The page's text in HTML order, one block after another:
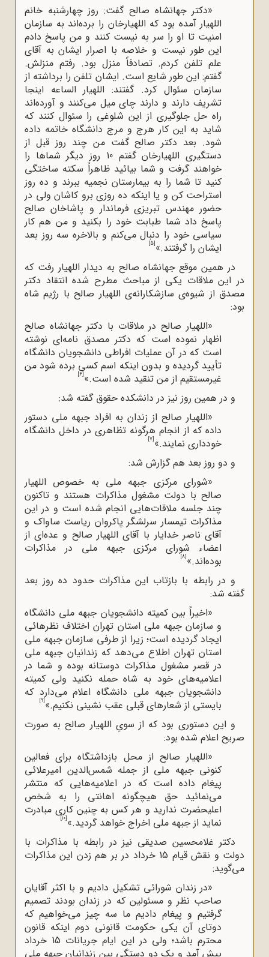
«دکتر جهانشاه صالح گفت: روز چهارشنبه خانم
اللهیار آمده بود که اللهیارخان را برده‌اند به سازمان
امنیت تا او را سر به نیست کنند و من پاسخ دادم
این طور نیست و خلاصه با اصرار ایشان به آقای
علم تلفن کردم. تصادفاً منزل بود. رفتم منزلش.
گفتم: این طور شایع است. ایشان تلفن را برداشته از
سازمان سئوال کرد. گفتند: اللهیار الساعه اینجا
تشریف دارند و دارند چای میل می‌کنند و آورده‌اند
راه حل جلوگیری از این شلوغی را سئوال کنند که
شاید به این کار هرج ‌و مرج دانشگاه خاتمه داده
شود. بعد دکتر صالح گفت من چند روز قبل از
دستگیری اللهیارخان گفتم 10 روز دیگر شماها را
خواهند گرفت و شما بیائید ظاهراً سکته ساختگی
کنید تا شما را به بیمارستان نجمیه ببرند و ده روز
استراحت کن و یا اینکه ده روزی برو کاشان ولی در
حضور مهندس تبریزی فرماندار و پاشاخان صالح
پاسخ داد شما طبابت خود را بکنید و من هم کار
سیاسی خود را دنبال می‌کنم و بالاخره سه روز بعد
ایشان را گرفتند.» [5]
در همین موقع جهانشاه صالح به دیدار اللهیار رفت که
در این ملاقات یکی از مباحث مطرح شده انتقاد دکتر
مصدق از شیوه‌ی سازشکارانه‌ی اللهیار صالح با رژیم شاه
بود:
«اللهیار صالح در ملاقات با دکتر جهانشاه صالح
اظهار نموده است که دکتر مصدق نامه‌ای ‌نوشته
است که در آن عملیات افراطی دانشجویان دانشگاه
تأیید گردیده و بدون اینکه اسم کسی برده شود من
غیرمستقیم از من تنقید شده است.» [6]
و در همین روز نیز در دانشکده حقوق گفته شد:
«اللهیار صالح از زندان به افراد جبهه ملی دستور
داده که از انجام هرگونه تظاهری در داخل دانشگاه
خودداری نمایند.» [7]
و دو روز بعد هم گزارش شد:
«شورای مرکزی جبهه ملی به خصوص اللهیار
صالح با دولت مشغول مذاکرات هستند و تاکنون
چند جلسه ملاقات‌هایی انجام شده است و در این
مذاکرات تیمسار سرلشگر پاکروان ریاست ساواک و
آقای ناصر خدایار با آقای اللهیار صالح و عده‌ای از
اعضاء شورای مرکزی جبهه ملی در مذاکرات
بوده‌اند.» [8]
و در رابطه با بازتاب این مذاکرات حدود ده روز بعد
گفته شد:
«اخیراً بین کمیته دانشجویان جبهه ملی دانشگاه
و سازمان جبهه ملی استان تهران اختلاف نظرهائی
ایجاد گردیده است؛ زیرا از طرفی سازمان جبهه ملی
استان تهران اطلاع می‌دهد که زندانیان جبهه ملی
در قصر مشغول مذاکرات دوستانه بوده و شما در
اعلامیه‌های خود به شاه حمله نکنید ولی کمیته
دانشجویان جبهه ملی دانشگاه اعلام می‌دارد که
بایستی از شعارهای قبلی عقب نشینی نکنیم.» [9]
و این دستوری بود که از سویِ اللهیار صالح به صورت
صریح اعلام شده بود:
«اللهیار صالح از محل بازداشتگاه برای فعالین
کنونی جبهه ملی از جمله شمس‌الدین امیرعلائی
پیغام داده است که در اعلامیه‌هایی که منتشر
می‌نمائید حق هیچگونه اهانتی را به شخص
اعلیحضرت ندارید و هر کس به چنین کاری مبادرت
نماید از جبهه ملی اخراج خواهد گردید.» [10]
دکتر غلامحسین صدیقی نیز در رابطه با مذاکرات با
دولت و نقش قیام 15 خرداد در بر هم‌ زدن این مذاکرات
می‌گوید:
«در زندان شورائی تشکیل دادیم و با اکثر آقایان
صاحب نظر و مسئولین که در زندان بودند تصمیم
گرفتیم و پیغام دادیم ما سه چیز می‌خواهیم که
دوتای آن یکی حکومت قانونی دوم اینکه قانون
محترم باشد؛ ولی در این ایام جریانات 15 خرداد
پیش آمد و یک دو دستگی بین زندانیان جبهه ملی